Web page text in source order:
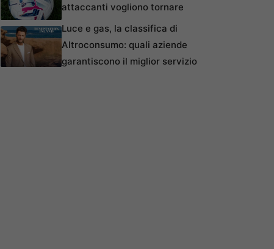
attaccanti vogliono tornare
Luce e gas, la classifica di
Altroconsumo: quali aziende
garantiscono il miglior servizio